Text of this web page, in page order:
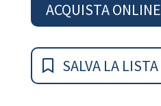
ACQUISTA ONLINE
SALVA LA LISTA